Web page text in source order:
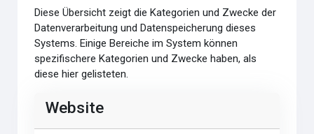
Diese Übersicht zeigt die Kategorien und Zwecke der
Datenverarbeitung und Datenspeicherung dieses
Systems. Einige Bereiche im System können
spezifischere Kategorien und Zwecke haben, als
diese hier gelisteten.
Website